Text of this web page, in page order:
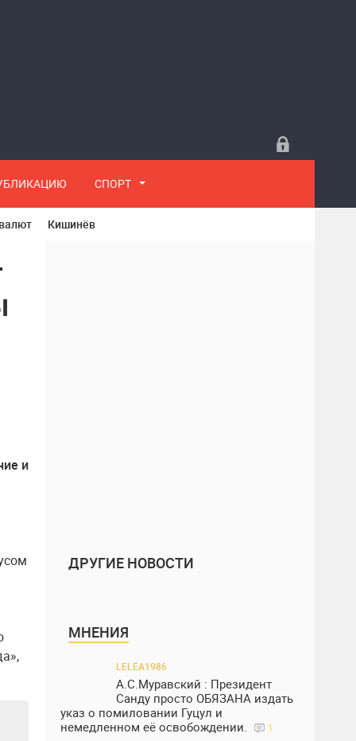
СПОРТ
Кишинёв
и
ДРУГИЕ НОВОСТИ
МНЕНИЯ
LELEA1986
А.С.Муравский : Президент
Санду просто ОБЯЗАНА издать
указ о помиловании Гуцул и
немедленном её освобождении.
1